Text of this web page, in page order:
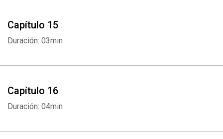
Capítulo 15
Duración: 03min
Capítulo 16
Duración: 04min
Whatsapp